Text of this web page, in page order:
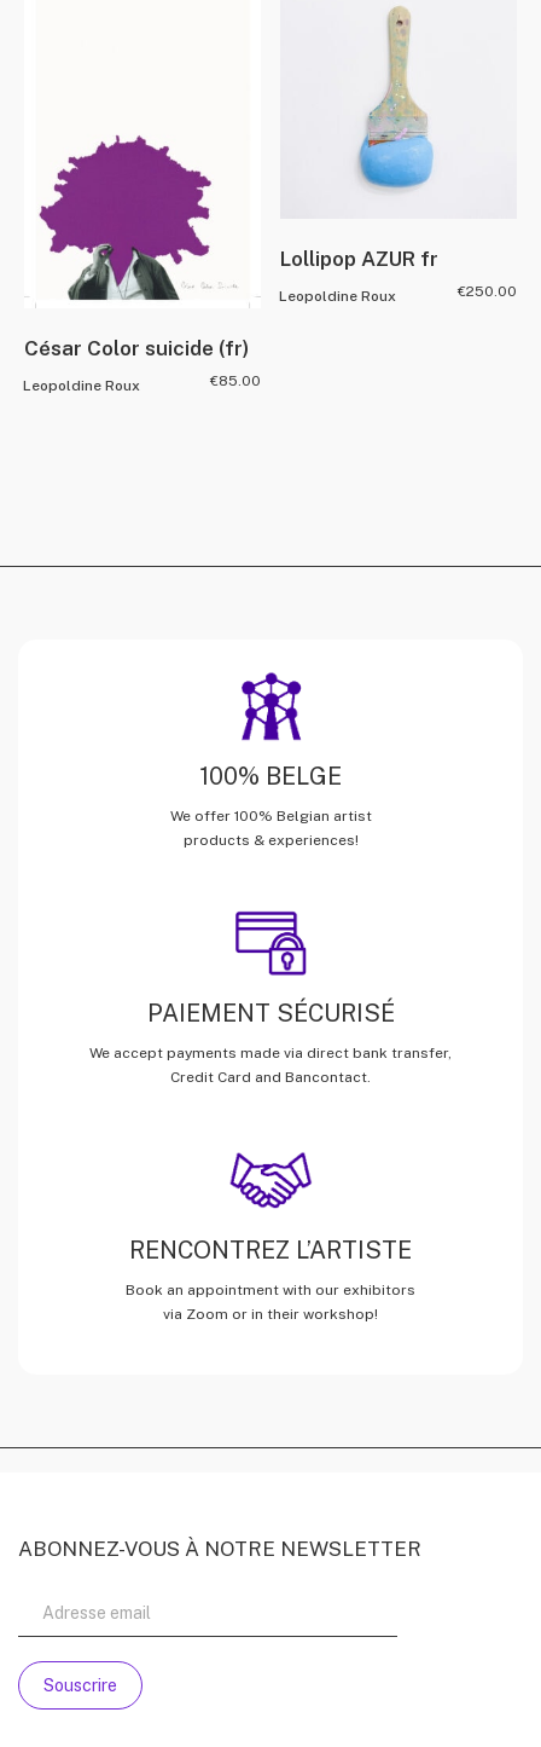
César Color suicide (fr)
Leopoldine Roux €85.00
Lollipop AZUR fr
Leopoldine Roux €250.00
100% BELGE
We offer 100% Belgian artist
products & experiences!
PAIEMENT SÉCURISÉ
We accept payments made via direct bank transfer,
Credit Card and Bancontact.
RENCONTREZ L’ARTISTE
Book an appointment with our exhibitors
via Zoom or in their workshop!
ABONNEZ-VOUS À NOTRE NEWSLETTER